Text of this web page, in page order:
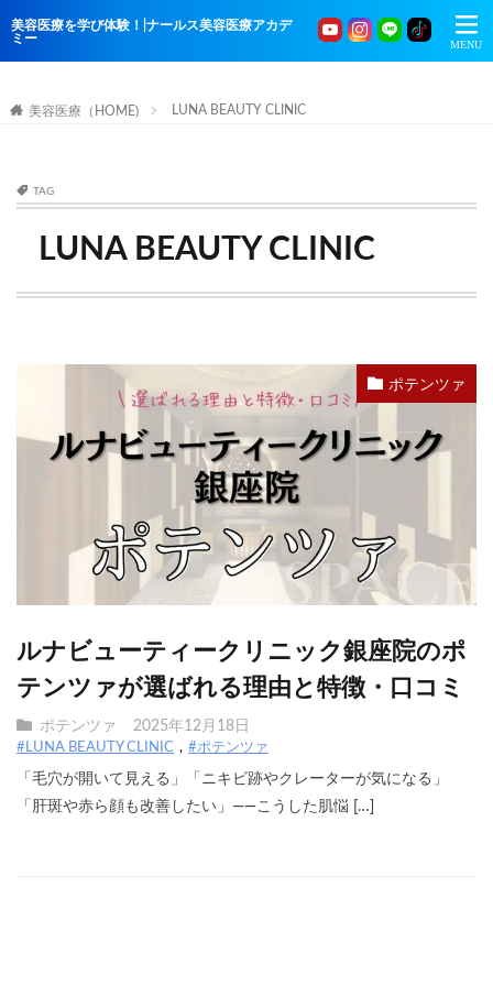
美容医療を学び体験！|ナールス美容医療アカデ
ミー
美容医療（HOME) LUNA BEAUTY CLINIC
TAG
LUNA BEAUTY CLINIC
ポテンツァ
ルナビューティークリニック銀座院のポ
テンツァが選ばれる理由と特徴・口コミ
ポテンツァ 2025年12月18日
#LUNA BEAUTY CLINIC #ポテンツァ
「毛穴が開いて見える」「ニキビ跡やクレーターが気になる」
「肝斑や赤ら顔も改善したい」――こうした肌悩 […]